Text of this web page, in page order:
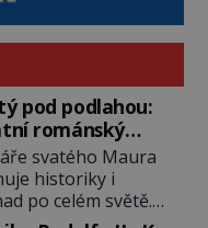
pod podlahou:
románský
do zapadlého
svatého Maura
historiky i
po celém světě.
zlatnická památka